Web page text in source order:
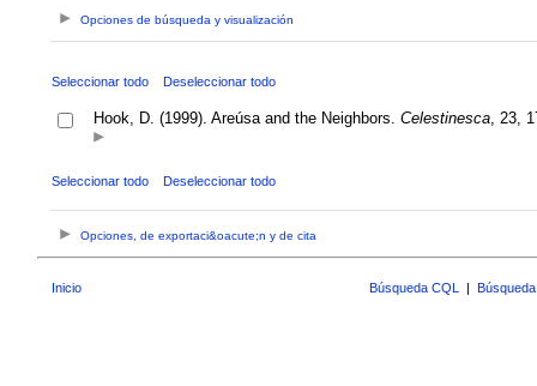
Opciones de búsqueda y visualización
Seleccionar todo Deseleccionar todo
Hook, D. (1999). Areúsa and the Neighbors. Celestinesca, 23,
Seleccionar todo Deseleccionar todo
Opciones, de exportaci&oacute;n y de cita
Inicio Búsqueda CQL |